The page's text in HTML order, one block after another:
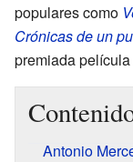
populares como
Crónicas de un
premiada
Antonio